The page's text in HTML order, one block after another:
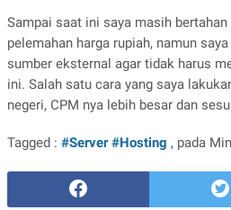
Sampai saat ini saya masih
pelemahan harga rupiah, namun
sumber eksternal agar tidak harus
ini. Salah satu cara yang saya
negeri, CPM nya lebih besar dan
Tagged : #Server #Hosting , pada